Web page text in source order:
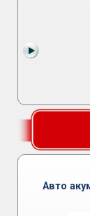
Авто